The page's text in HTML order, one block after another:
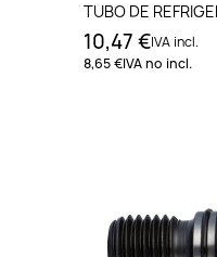
TUBO DE
10,47 €IVA incl.
8,65 €IVA no incl.